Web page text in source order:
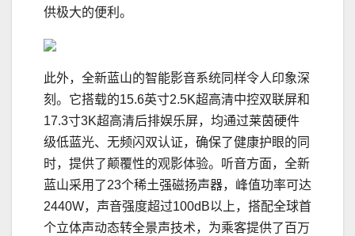
供极大的便利。
此外，全新蓝山的智能影音系统同样令人印象深
刻。它搭载的15.6英寸2.5K超高清中控双联屏和
17.3寸3K超高清后排娱乐屏，均通过莱茵硬件
级低蓝光、无频闪双认证，确保了健康护眼的同
时，提供了颠覆性的观影体验。听音方面，全新
蓝山采用了23个稀土强磁扬声器，峰值功率可达
2440W，声音强度超过100dB以上，搭配全球首
个立体声动态转全景声技术，为乘客提供了百万